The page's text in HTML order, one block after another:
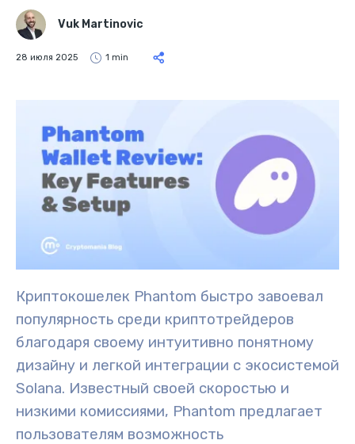
Vuk Martinovic
28 июля 2025 1 min
Криптокошелек Phantom быстро завоевал
популярность среди криптотрейдеров
благодаря своему интуитивно понятному
дизайну и легкой интеграции с экосистемой
Solana. Известный своей скоростью и
низкими комиссиями, Phantom предлагает
пользователям возможность